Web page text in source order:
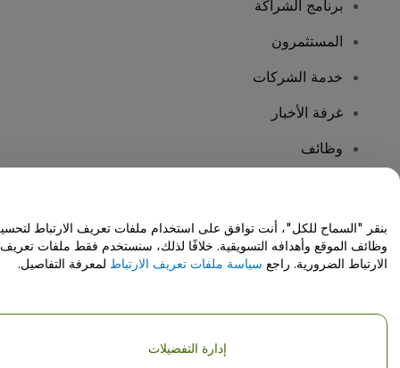
برنامج الشراكة
المستثمرون
خدمة الشركات
غرفة الأخبار
وظائف
مركز المساعدة / اتصل بنا
حقوق النشر © شركة فياجوجو المحدودة 2026
تفاصيل الشركة
بنقر "السماح للكل"، أنت توافق على استخدام ملفات تعريف الارتباط
وظائف الموقع وأهدافه التسويقية. خلافًا لذلك، سنستخدم فقط ملفات تعريف
الارتباط الضرورية. راجع سياسة ملفات تعريف الارتباط لمعرفة التفاصيل.
إدارة التفضيلات